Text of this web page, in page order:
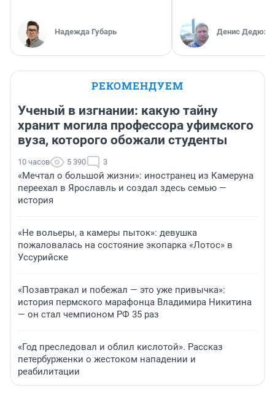
Надежда Губарь Денис
РЕКОМЕНДУЕМ
Ученый в изгнании: какую тайну
хранит могила профессора уфимского
вуза, которого обожали студенты
10 часов 5 390 3
«Мечтал о большой жизни»: иностранец из Камеруна
переехал в Ярославль и создал здесь семью —
история
«Не вольеры, а камеры пыток»: девушка
пожаловалась на состояние экопарка «Лотос» в
Уссурийске
«Позавтракал и побежал — это уже привычка»:
история пермского марафонца Владимира Никитина
— он стал чемпионом РФ 35 раз
«Год преследовал и облил кислотой». Рассказ
петербурженки о жестоком нападении и
реабилитации